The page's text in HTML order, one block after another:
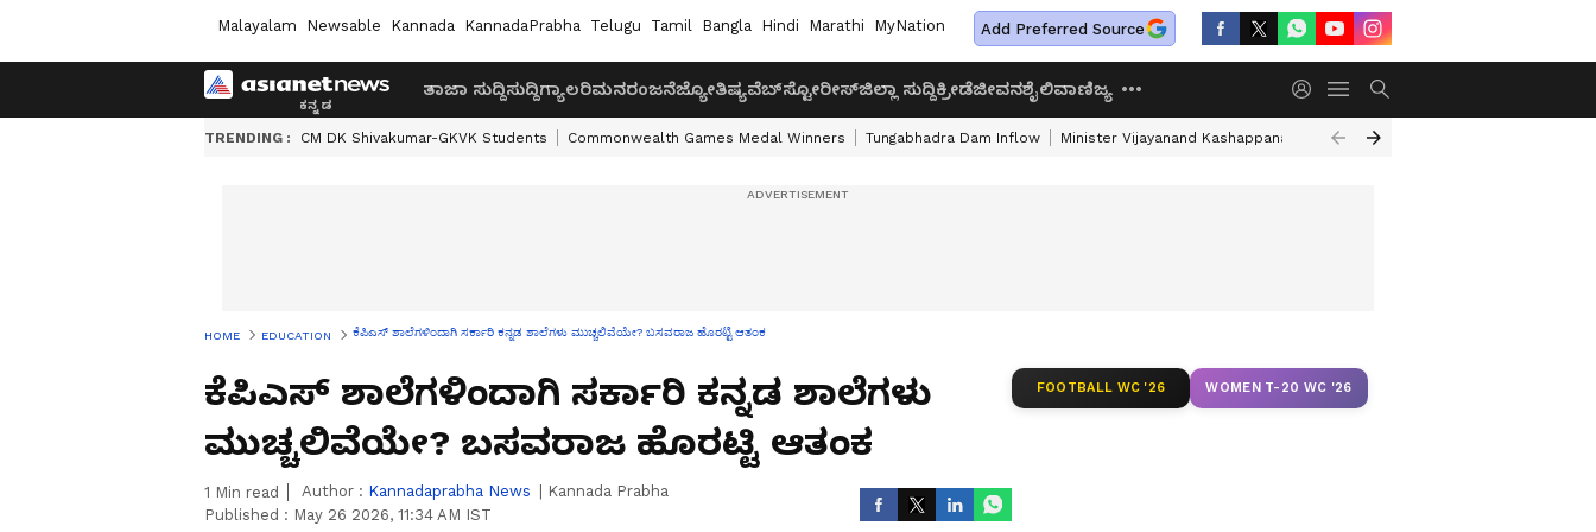
Malayalam Newsable Kannada KannadaPrabha Telugu Tamil Bangla Hindi Marathi MyNation Add Preferred Source
ತಾಜಾ ಸುದ್ದಿಸುದ್ದಿಗ್ಯಾಲರಿಮನರಂಜನೆಜ್ಯೋತಿಷ್ಯವೆಬ್‌ಸ್ಟೋರೀಸ್ಜಿಲ್ಲಾ ಸುದ್ದಿಕ್ರೀಡೆಜೀವನಶೈಲಿವಾಣಿಜ್ಯ
TRENDING : CM DK Shivakumar-GKVK Students Commonwealth Games Medal Winners Tungabhadra Dam Inflow Minister Vijayanand Kashappanavar Karnataka Drought Assessment
HOME EDUCATION ಕೆಪಿಎಸ್ ಶಾಲೆಗಳಿಂದಾಗಿ ಸರ್ಕಾರಿ ಕನ್ನಡ ಶಾಲೆಗಳು ಮುಚ್ಚಲಿವೆಯೇ? ಬಸವರಾಜ ಹೊರಟ್ಟಿ ಆತಂಕ
ಕೆಪಿಎಸ್ ಶಾಲೆಗಳಿಂದಾಗಿ ಸರ್ಕಾರಿ ಕನ್ನಡ ಶಾಲೆಗಳು
ಮುಚ್ಚಲಿವೆಯೇ? ಬಸವರಾಜ ಹೊರಟ್ಟಿ ಆತಂಕ
1 Min read Author : Kannadaprabha News
Kannada Prabha
Published : May 26 2026, 11:34 AM IST
FOOTBALL WC '26 WOMEN T-20 WC '26